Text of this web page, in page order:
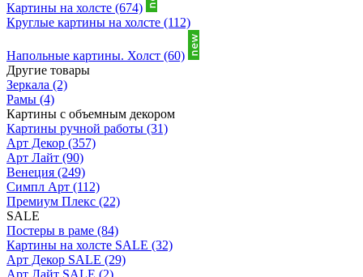
Картины на холсте (674)
Круглые картины на холсте (112)
Напольные картины. Холст (60)
Другие товары
Зеркала (2)
Рамы (4)
Картины с объемным декором
Картины ручной работы (31)
Арт Декор (357)
Арт Лайт (90)
Венеция (249)
Симпл Арт (112)
Премиум Плекс (22)
SALE
Постеры в раме (84)
Картины на холсте SALE (32)
Арт Декор SALE (29)